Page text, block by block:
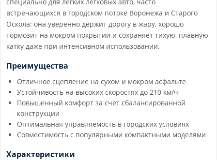
встречающихся в городском потоке Воронежа и Старого
Оскола: она уверенно держит дорогу в жару, хорошо
тормозит на мокром покрытии и сохраняет тихую, плавную
катку даже при интенсивном использовании.
Преимущества
Отличное сцепление на сухом и мокром асфальте
Устойчивость на высоких скоростях до 210 км/ч
Повышенный комфорт за счёт сбалансированной
конструкции
Оптимальная управляемость в городских условиях
Совместимость с популярными компактными моделями
Характеристики